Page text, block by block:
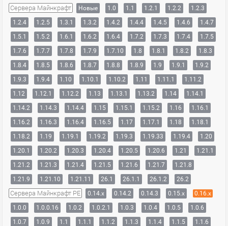
Сервера Майнкрафт Новые 1.0 1.1 1.2.1 1.2.2
1.2.3
1.2.4
1.2.5 1.3.1 1.3.2 1.4.2 1.4.4 1.4.5 1.4.6
1.4.7
1.5.1
1.5.2 1.6.1 1.6.2 1.6.4 1.7.2 1.7.3 1.7.4
1.7.5
1.7.6
1.7.7 1.7.8 1.7.9 1.7.10 1.8 1.8.1 1.8.2
1.8.3
1.8.4
1.8.5 1.8.6 1.8.7 1.8.8 1.8.9 1.9 1.9.1
1.9.2
1.9.3
1.9.4 1.10 1.10.1 1.10.2 1.11 1.11.1
1.11.2
1.12
1.12.1 1.12.2 1.13 1.13.1 1.13.2 1.14
1.14.1
1.14.2
1.14.3 1.14.4 1.15 1.15.1 1.15.2 1.16
1.16.1
1.16.2
1.16.3 1.16.4 1.16.5 1.17 1.17.1 1.18
1.18.1
1.18.2
1.19 1.19.1 1.19.2 1.19.3 1.19.33 1.19.4
1.20
1.20.1
1.20.2 1.20.3 1.20.4 1.20.5 1.20.6 1.21
1.21.1
1.21.2
1.21.3 1.21.4 1.21.5 1.21.6 1.21.7
1.21.8
1.21.9
1.21.10 1.21.11 26.1 26.1.1 26.1.2 26.2
Сервера Майнкрафт PE 0.14.x 0.14.2 0.14.3 0.15.x
0.16.x
1.0.0
1.0.0.16 1.0.2 1.0.2.1 1.0.3 1.0.4 1.0.5
1.0.6
1.0.7
1.0.9 1.1 1.1.1 1.1.2 1.1.3 1.1.4 1.1.5
1.1.6